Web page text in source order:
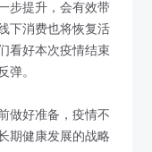
步提升，会有效带
下消费也将恢复活
看好本次疫情结束
弹。
做好准备，疫情不
期健康发展的战略